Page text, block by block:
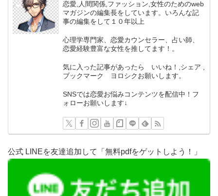
恋愛,人間関係,ファッション,女性のためのweb
マガジンの編集長をしています。いろんな記
事の編集をして１０年以上
心理学専門家、恋愛カウンセラー、占い師、
恋愛経験豊富な女性を推してます！。
気に入った記事があったら いいね！,シェア ,
ブックマーク ヨロシクお願いします。
SNSでは恋愛お悩みコンテンツを配信中！フ
ォローお願いします↓
公式 LINEを友達追加して「無料pdfをゲットしよう！」